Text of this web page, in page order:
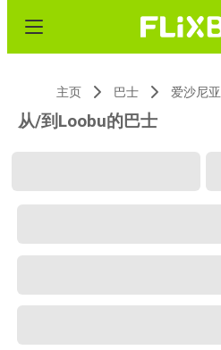
主页 巴士 爱沙尼亚
从/到Loobu的巴士